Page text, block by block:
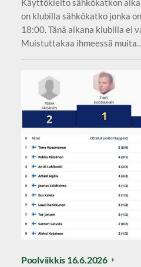
on klubilla sähkökatko jonka
18:00. Tänä aikana klubilla ei
Muistuttakaa ihmeessä muita…
Poolviikkis 16.6.2026